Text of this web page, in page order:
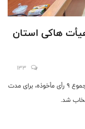
هاکی استان
133
در این مجمع سیدمحمد موسوی با کسب ۸ رأی از مجموع ۹ رأی مأخوذه، برای مدت
شد.